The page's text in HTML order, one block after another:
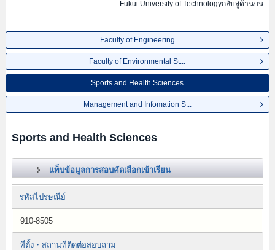
Fukui University of Technologyกลับสู่ด้านบน
Faculty of Engineering
Faculty of Environmental St...
Sports and Health Sciences
Management and Infomation S...
Sports and Health Sciences
แท็บข้อมูลการสอบคัดเลือกเข้าเรียน
รหัสไปรษณีย์
910-8505
ที่ตั้ง・สถานที่ติดต่อสอบถาม